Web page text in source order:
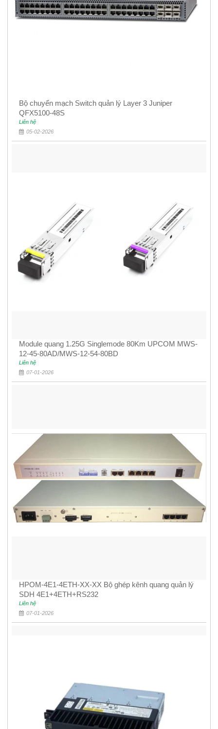
Bộ chuyển mạch Switch quản lý Layer 3 Juniper
QFX5100-48S
Liên hệ
05-02-2026
Module quang 1.25G Singlemode 80Km UPCOM MWS-
12-45-80AD/MWS-12-54-80BD
Liên hệ
07-01-2026
HPOM-4E1-4ETH-XX-XX Bộ ghép kênh quang quản lý
SDH 4E1+4ETH+RS232
Liên hệ
07-01-2026